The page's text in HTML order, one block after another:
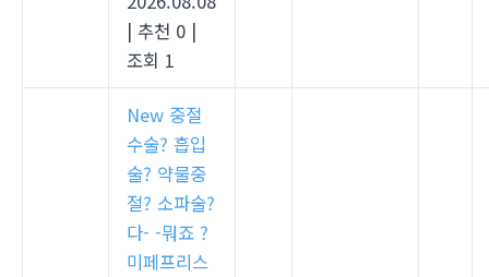
| 추천 0 |
조회 1
New 중절
수술? 흡입
술? 약물중
절? 소파술?
다- -뭐죠 ?
미페프리스